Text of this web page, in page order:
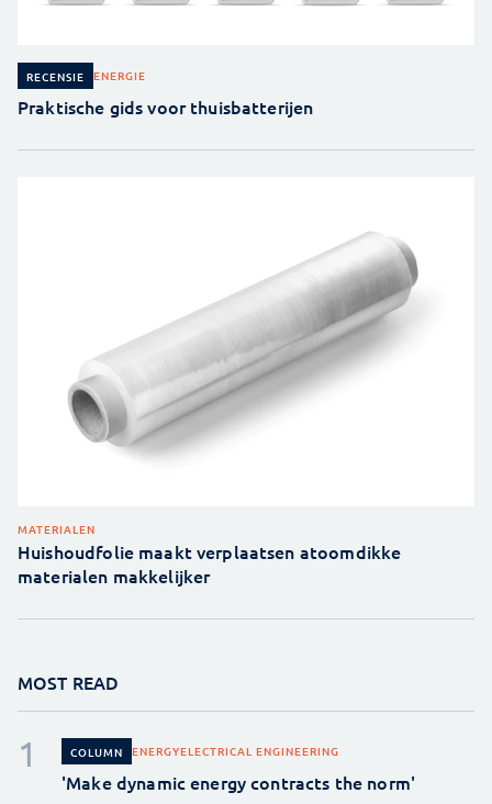
RECENSIE ENERGIE
Praktische gids voor thuisbatterijen
MATERIALEN
Huishoudfolie maakt verplaatsen atoomdikke
materialen makkelijker
MOST READ
COLUMN ENERGYELECTRICAL ENGINEERING
'Make dynamic energy contracts the norm'